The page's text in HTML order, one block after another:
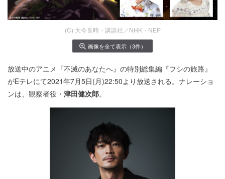
(C) ⼤今良時・講談社／NHK・NEP
画像を全て表示（3件）
放送中のアニメ『不滅のあなたへ』の特別総集編『フシの旅路』
がEテレにて2021年7月5日(月)22:50より放送される。ナレーショ
ンは、観察者役・ 津田健次郎。